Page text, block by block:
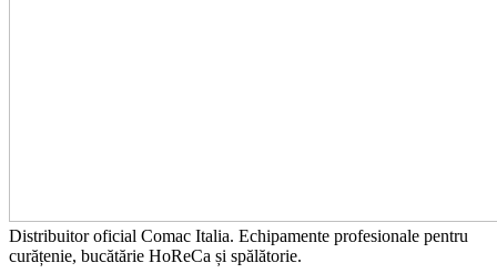
Distribuitor oficial Comac Italia. Echipamente profesionale pentru
curățenie, bucătărie HoReCa și spălătorie.